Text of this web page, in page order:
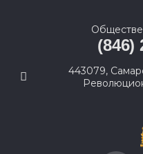
(846)
443079,